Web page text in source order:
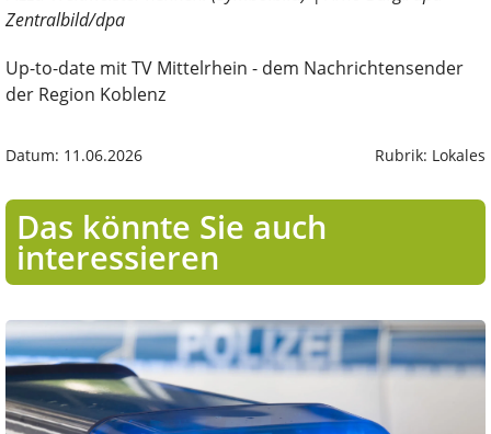
Zentralbild/dpa
Up-to-date mit TV Mittelrhein - dem Nachrichtensender
der Region Koblenz
Datum: 11.06.2026 Rubrik: Lokales
Das könnte Sie auch
interessieren